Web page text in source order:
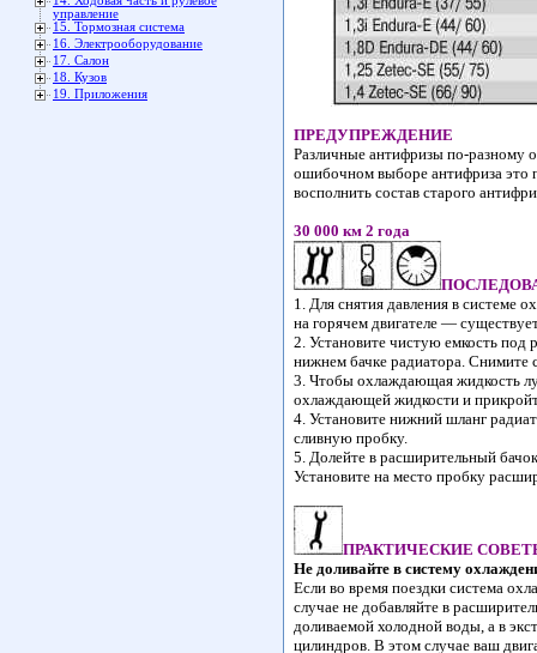
управление
15. Тормозная система
16. Электрооборудование
17. Салон
18. Кузов
19. Приложения
ПРЕДУПРЕЖДЕНИЕ
Различные антифризы по-разному
ошибочном выборе антифриза это
восполнить состав старого
30 000 км 2 года
1. Для снятия давления в системе
на горячем двигателе —
2. Установите чистую емкость под
нижнем бачке радиатора.
3. Чтобы охлаждающая жидкость
охлаждающей жидкости и
4. Установите нижний шланг
сливную пробку.
5. Долейте в расширительный
Установите на место пробку
ПРАКТИЧЕСКИЕ
Не доливайте в систему
Если во время поездки система
случае не добавляйте в
доливаемой холодной воды, а в
цилиндров. В этом случае ваш